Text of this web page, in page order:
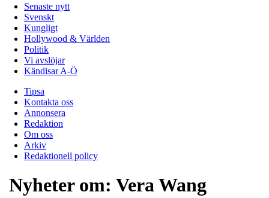
Senaste nytt
Svenskt
Kungligt
Hollywood & Världen
Politik
Vi avslöjar
Kändisar A-Ö
Tipsa
Kontakta oss
Annonsera
Redaktion
Om oss
Arkiv
Redaktionell policy
Nyheter om: Vera Wang